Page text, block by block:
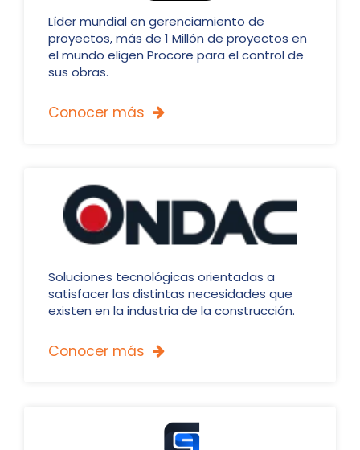
Líder mundial en gerenciamiento de
proyectos, más de 1 Millón de proyectos en
el mundo eligen Procore para el control de
sus obras.
Conocer más 
Soluciones tecnológicas orientadas a
satisfacer las distintas necesidades que
existen en la industria de la construcción.
Conocer más 